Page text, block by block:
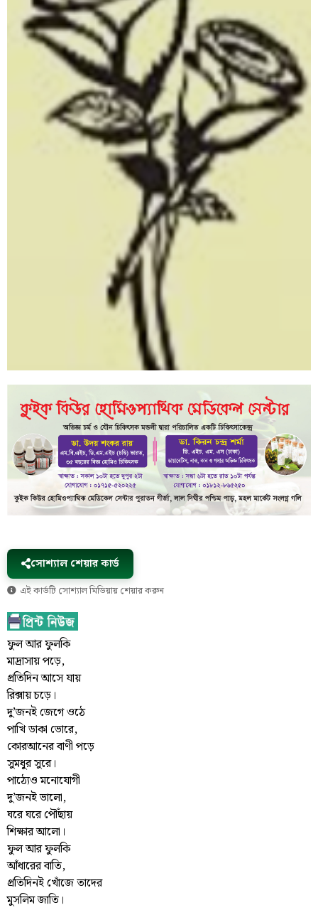
সোশ্যাল শেয়ার কার্ড
এই কার্ডটি সোশ্যাল মিডিয়ায় শেয়ার করুন
ফুল আর ফুলকি
মাদ্রাসায় পড়ে,
প্রতিদিন আসে যায়
রিক্সায় চড়ে।
দু’জনই জেগে ওঠে
পাখি ডাকা ভোরে,
কোরআনের বাণী পড়ে
সুমধুর সুরে।
পাঠ্যেও মনোযোগী
দু’জনই ভালো,
ঘরে ঘরে পৌঁছায়
শিক্ষার আলো‌।
ফুল আর ফুলকি
আঁধারের বাতি,
প্রতিদিনই খোঁজে তাদের
মুসলিম জাতি।